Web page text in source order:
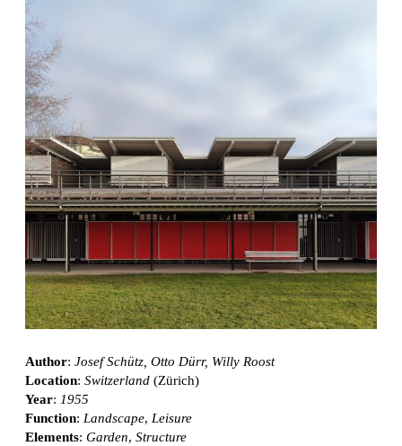
Author: Josef Schütz, Otto Dürr, Willy Roost
Location: Switzerland (Zürich)
Year: 1955
Function: Landscape, Leisure
Elements: Garden, Structure